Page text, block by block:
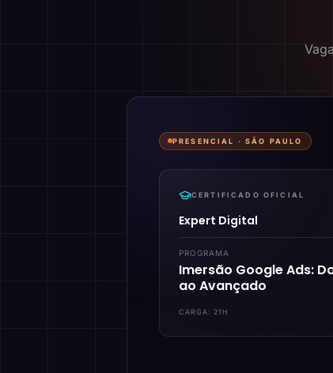
PRESENCIAL ·SÃO PAULO
CERTIFICADO OFICIAL
Expert Digital
PROGRAMA
Imersão Google Ads:
ao Avançado
CARGA: 21H